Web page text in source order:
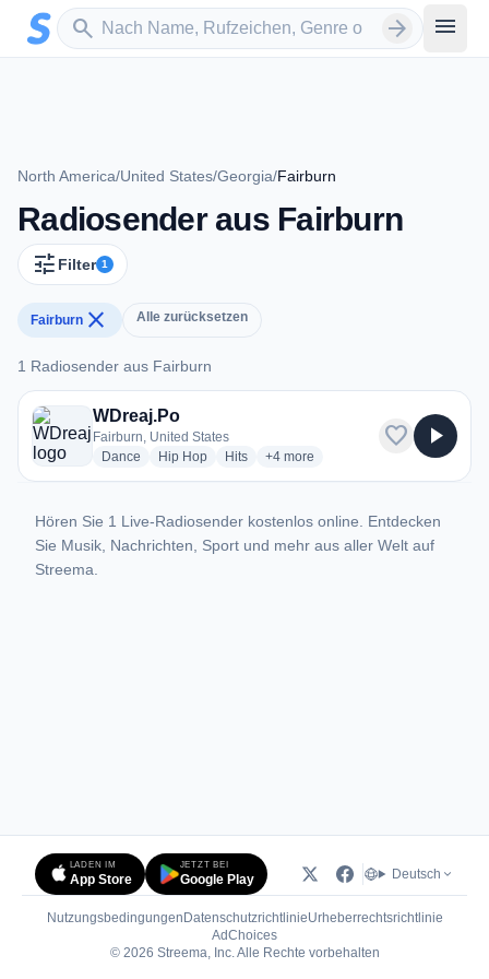
Zum Hauptinhalt springen
search
Sender suchen arrow_forward menu
North America/United States/Georgia/Fairburn
Radiosender aus Fairburn
tune Filter 1
Fairburn close Alle zurücksetzen
1 Radiosender aus Fairburn
1 Radiosender aus Fairburn
WDreaj.Po
Fairburn, United States
Dance radio stations
Hip Hopradio stations
Hitsradio stations
+4more genres for WDreaj.Po
more
favorite play_arrow
Hören Sie 1 Live-Radiosender kostenlos online. Entdecken
Sie Musik, Nachrichten, Sport und mehr aus aller Welt auf
Streema.
LADEN IM
App Store
JETZT BEI
Google Play Deutsch
Nutzungsbedingungen DatenschutzrichtlinieUrheberrechtsrichtlinie
AdChoices(öffnet in neuem Tab)
© 2026 Streema, Inc. Alle Rechte vorbehalten